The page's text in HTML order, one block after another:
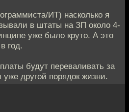
ИТ) насколько я
в штаты на ЗП около 4-
уже было круто. А это
год.
будут переваливать за
другой порядок жизни.